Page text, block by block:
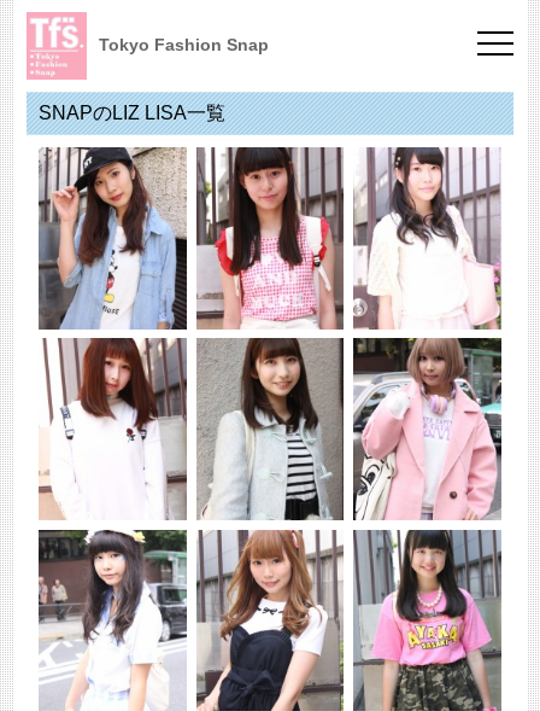
Tokyo Fashion Snap
SNAPのLIZ LISA一覧